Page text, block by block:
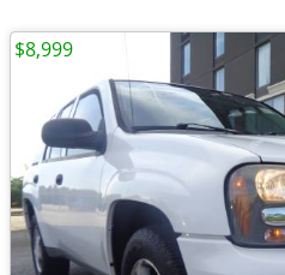
$8,999